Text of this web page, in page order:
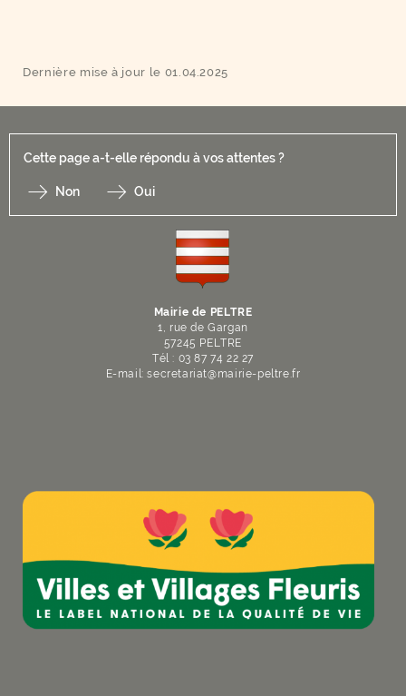
Dernière mise à jour le 01.04.2025
Cette page a-t-elle répondu à vos attentes ?
Non Oui
Mairie de PELTRE
1, rue de Gargan
57245 PELTRE
Tél : 03 87 74 22 27
E-mail:secretariat@mairie-peltre.fr